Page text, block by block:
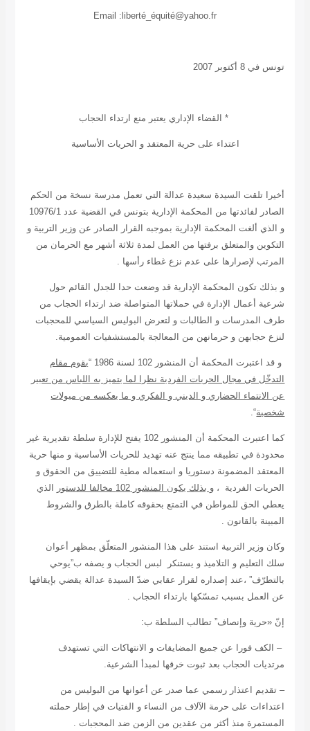
Email :liberté_équité@yahoo.fr
تونس في 8 أكتوبر 2007
* القضاء الإداري يعتبر منع ارتداء الحجاب
اعتداء على حرية المعتقد و الحريات الأساسية
أخيرا تلقت السيدة سعيدة عدالة التي تعمل مدرسة نسخة من الحكم
الصادر لفائدتها من المحكمة الإدارية بتونس في القضية عدد 10976/1
و الذي ألغت المحكمة الإدارية بموجبه القرار الصادر عن وزير التربية و
التكوين والمتعلق برفتها من العمل لمدة ثلاثة أشهر مع الحرمان من
المرتب لإصرارها على عدم نزع غطاء رأسها .
و بذلك تكون المحكمة الإدارية قد وضعت حدا للجدل القائم حول
شرعية أعمال الإدارة في حملاتها المتواصلة ضد ارتداء الحجاب من
طرف المدرسات و الطالبات و لتعرض البوليس السياسي للمحجبات
لنزع حجابهن و حرمانهن من المعالجة بالمستشفيات العمومية.
و قد اعتبرت المحكمة أن المنشور 102 لسنة 1986 “
يقوم مقام
التدخّل في مجال الحريات الفردية نظرا لما يتميز به اللباس من تعبير
عن الانتماء الحضاري و الديني و الفكري و ما يعكسه من ميولات
شخصية“.
كما اعتبرت المحكمة أن المنشور 102 يفتح للإدارة سلطة تقديرية غير
محدودة في تطبيقه مما ينتج عنه تهديد للحريات الأساسية و منها حرية
المعتقد المضمونة دستوريا و استعماله مطية للتضييق من الحقوق و
الحريات الفردية ، و بذلك يكون المنشور 102 مخالفا للدستو ر
الذي
يعطي الحق للمواطن في التمتع بحقوقه كاملة بالطرق والشروط
المبينة بالقانون .
وكان وزير التربية استند على هذا المنشور المتعلّق بمظهر أعوان
سلك التعليم و التلاميذ و يستنكر لبس الحجاب و يصفه ب”يوحي
بالتطرّف” ،عند إصداره لقرار عقابي ضدّ السيدة عدالة يقضي بإيقافها
عن العمل بسبب تمسّكها بارتداء الحجاب .
إنّ «حرية وإنصاف” تطالب السلطة ب:
–
الكف فورا عن جميع المضايقات و الانتهاكات التي تستهدف
مرتديات الحجاب بعد ثبوت خرقها لمبدأ الشرعية.
– تقديم اعتذار رسمي عما صدر عن أعوانها من البوليس من
اعتداءات على حرمة الآلاف من النساء و الفتيات في إطار حملته
المستمرة منذ أكثر من عقدين من الزمن ضد المحجبات .